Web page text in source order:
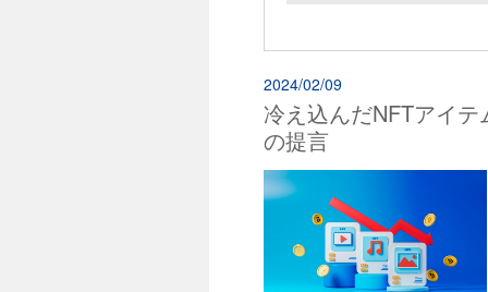
2024/02/09
冷え込んだNFTアイ
の提言